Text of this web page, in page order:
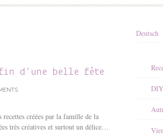
d’une belle fête
créées par la famille de la
très créatives et surtout un délice…
Deutsch
DIY